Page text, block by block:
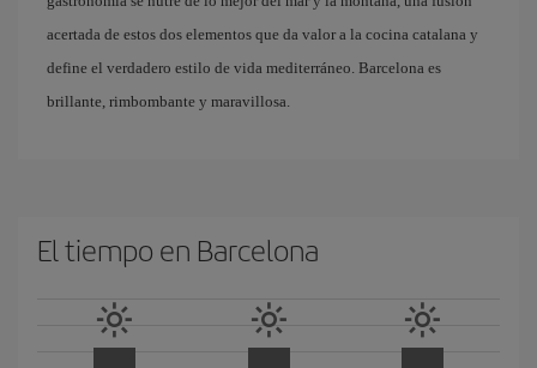
acertada de estos dos elementos que da valor a la cocina catalana y
define el verdadero estilo de vida mediterráneo. Barcelona es
brillante, rimbombante y maravillosa.
El tiempo en Barcelona